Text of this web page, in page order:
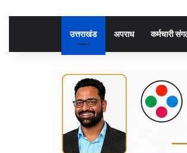
उत्तराखंड अपराध कर्मचारी